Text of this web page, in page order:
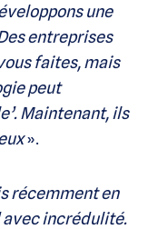
une
entreprises
faites, mais
peut
Maintenant, ils
».
récemment en
avec incrédulité.